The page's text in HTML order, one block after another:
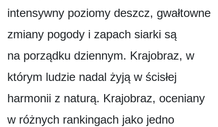
intensywny poziomy deszcz, gwałtowne
zmiany pogody i zapach siarki są
na porządku dziennym. Krajobraz, w
którym ludzie nadal żyją w ścisłej
harmonii z naturą. Krajobraz, oceniany
w różnych rankingach jako jedno